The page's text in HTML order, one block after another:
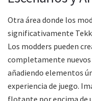
Otra área donde los
significativamente
Los modders pueden
completamente
añadiendo elementos
experiencia de juego.